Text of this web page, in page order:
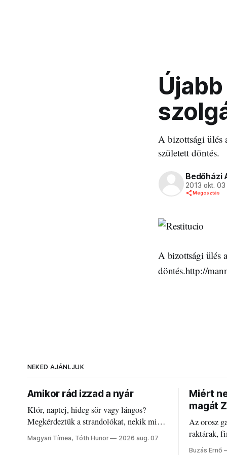
A bizottsági ülés
született döntés.
Bedőházi
2013 okt. 03
Megosztás
A bizottsági ülés
döntés.http://
NEKED AJÁNLJUK
Amikor rád izzad a nyár
Klór, naptej, hideg sör vagy lángos?
Megkérdeztük a strandolókat, nekik mi
jelenti a nyarat, és hogyan bírják a
kánikulát.
Magyari Tímea, Tóth Hunor 2026 aug. 07
Miért
magát
Az orosz
raktárak,
Akárcsak
Buzás Ernő